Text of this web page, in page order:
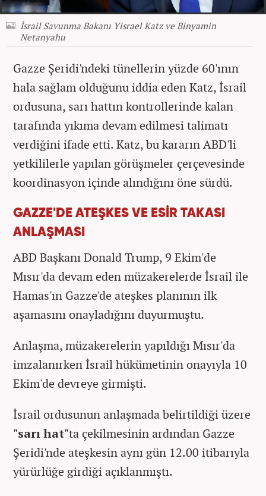
İsrail Savunma Bakanı Yisrael Katz ve Binyamin
Netanyahu
Gazze Şeridi'ndeki tünellerin yüzde 60'ının
hala sağlam olduğunu iddia eden Katz, İsrail
ordusuna, sarı hattın kontrollerinde kalan
tarafında yıkıma devam edilmesi talimatı
verdiğini ifade etti. Katz, bu kararın ABD'li
yetkililerle yapılan görüşmeler çerçevesinde
koordinasyon içinde alındığını öne sürdü.
GAZZE'DE ATEŞKES VE ESİR TAKASI
ANLAŞMASI
ABD Başkanı Donald Trump, 9 Ekim'de
Mısır'da devam eden müzakerelerde İsrail ile
Hamas'ın Gazze'de ateşkes planının ilk
aşamasını onayladığını duyurmuştu.
Anlaşma, müzakerelerin yapıldığı Mısır'da
imzalanırken İsrail hükümetinin onayıyla 10
Ekim'de devreye girmişti.
İsrail ordusunun anlaşmada belirtildiği üzere
"sarı hat"ta çekilmesinin ardından Gazze
Şeridi'nde ateşkesin aynı gün 12.00 itibarıyla
yürürlüğe girdiği açıklanmıştı.